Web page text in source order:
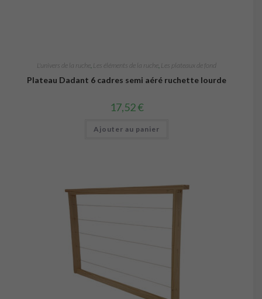
L'univers de la ruche Les éléments de la ruche Les plateaux de fond
Plateau Dadant 6 cadres semi aéré ruchette lourde
17,52€
Ajouter au panier